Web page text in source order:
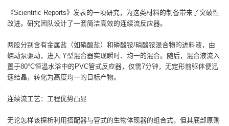
《Scientific Reports》发表的一项研究，为这类材料的制备带来了突破性
改进。研究团队设计了一套简洁高效的连续流反应器。
两股分别含有金属盐（如硝酸盐）和磷酸铵/硝酸铵混合物的进料液，由
蠕动泵驱动，进入 Y型混合器实现瞬时、均一的混合。随后，混合液流入
置于80°C恒温水浴中的PVC管式反应器，仅需7分钟，无定形前驱体便迅
速结晶，转化为高度均一的目标产物。
连续流工艺：工程优势凸显
无论怎样该探析利用搭配器与管式的生物体现器的组合式，但其底部原则